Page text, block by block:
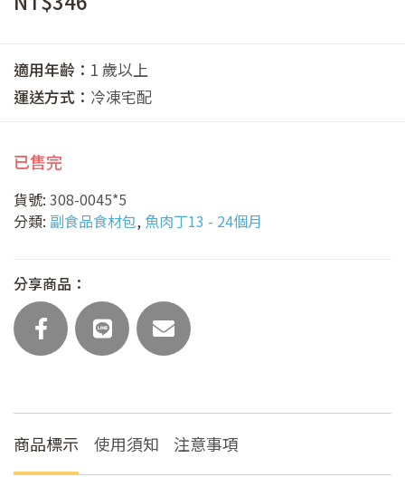
適用年齡： 1 歲以上
運送方式： 冷凍宅配
已售完
貨號: 308-0045*5
分類: 副食品食材包, 魚肉丁13 - 24個月
分享商品：
商品標示 使用須知 注意事項